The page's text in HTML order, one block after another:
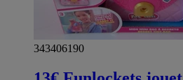
343406190